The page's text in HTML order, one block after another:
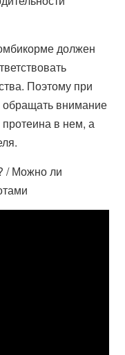
должен
Поэтому при
внимание
в нем, а
/ Можно ли